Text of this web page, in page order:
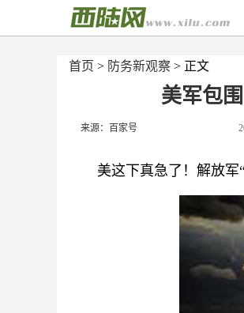
首页 > 防务新观察 > 正文
美军包
来源：百家号
美这下真急了！解放军